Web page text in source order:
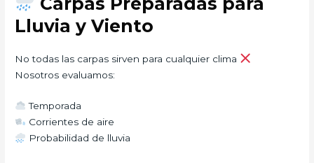
Lluvia y Viento
No todas las carpas sirven para cualquier clima
Nosotros evaluamos:
Temporada
Corrientes de aire
Probabilidad de lluvia